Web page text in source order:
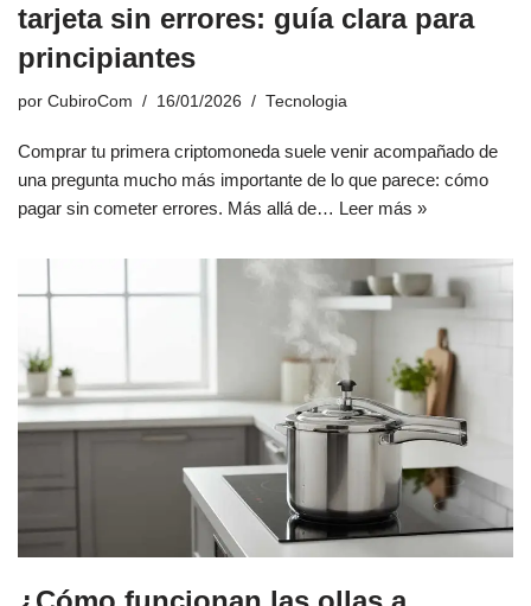
tarjeta sin errores: guía clara para
principiantes
por CubiroCom 16/01/2026 Tecnologia
Comprar tu primera criptomoneda suele venir acompañado de
una pregunta mucho más importante de lo que parece: cómo
pagar sin cometer errores. Más allá de… Leer más »